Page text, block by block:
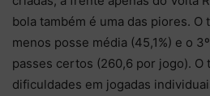
bola também é uma das piores. O
menos posse média (45,1%) e o
passes certos (260,6 por jogo). O
dificuldades em jogadas